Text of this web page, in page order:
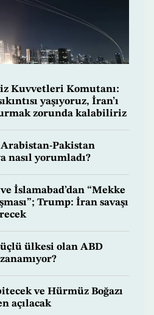
Kuvvetleri Komutanı:
yaşıyoruz, İran’ı
zorunda kalabiliriz
Pakistan
nasıl yorumladı?
İslamabad’dan “Mekke
Trump: İran savaşı
ülkesi olan ABD
ve Hürmüz Boğazı
açılacak